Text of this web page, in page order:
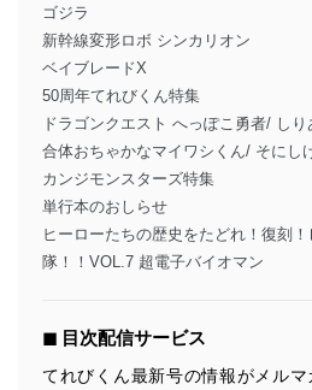
ゴジラ
新幹線変形ロボ シンカリオン
ベイブレードX
50周年てれびくん特集
ドラゴンクエスト へっぽこ勇者/ しり
合体おちゃかなマイワシくん/ そにし
カンジモンスターズ特集
単行本のおしらせ
ヒーローたちの歴史をたどれ！復刻
隊！！VOL.7 超電子バイオマン
◼︎ 目次配信サービス
てれびくん最新号の情報がメル